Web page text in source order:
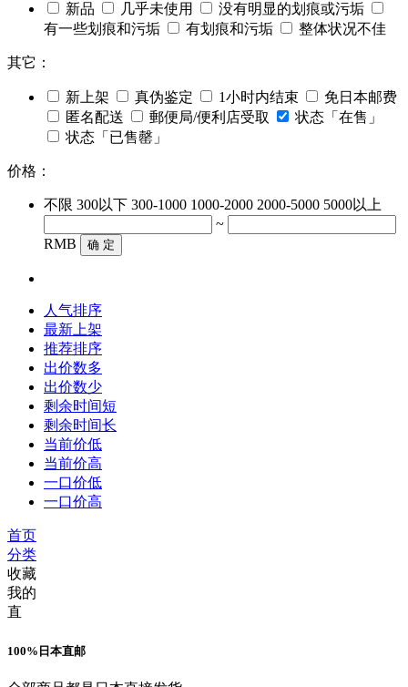
新品 几乎未使用
没有明显的划痕或污垢
有一些划痕和污垢
有划痕和污垢 整体状况不佳
其它：
新上架 真伪鉴定 1小时内结束
免日本邮费
匿名配送
郵便局/便利店受取
状态「在售」
状态「已售罄」
价格：
不限 300以下 300-1000 1000-2000 2000-5000 5000以上
~
RMB
确 定
人气排序
最新上架
推荐排序
出价数多
出价数少
剩余时间短
剩余时间长
当前价低
当前价高
一口价低
一口价高
首页
分类
收藏
我的
直
100%日本直邮